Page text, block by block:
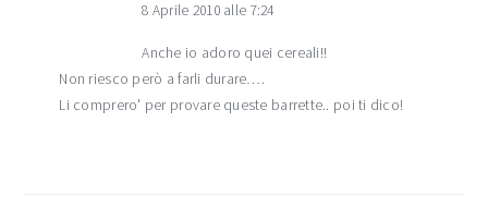
8 Aprile 2010 alle 7:24
Anche io adoro quei cereali!!
Non riesco però a farli durare….
Li comprero' per provare queste barrette.. poi ti dico!